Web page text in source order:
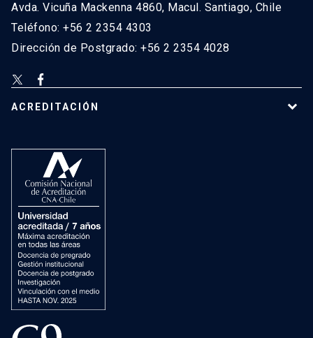
Avda. Vicuña Mackenna 4860, Macul. Santiago, Chile
Teléfono: +56 2 2354 4303
Dirección de Postgrado: +56 2 2354 4028
ACREDITACIÓN